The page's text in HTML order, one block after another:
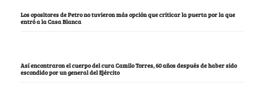
Los opositores de Petro no tuvieron más opción que criticar la puerta por la que
entró a la Casa Blanca
Así encontraron el cuerpo del cura Camilo Torres, 60 años después de haber sido
escondido por un general del Ejército